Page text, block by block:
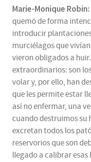
Marie-Monique Robin:
quemó de forma
introducir
murciélagos que
vieron obligados a
extraordinarios: son
volar y, por ello, han
que les permite estar
así no enfermar, una
cuando destruimos
excretan todos los
reservorios que son
llegado a calibrar